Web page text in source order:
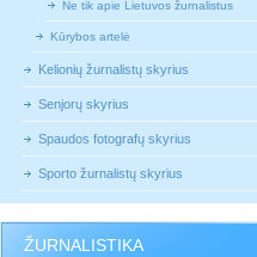
Ne tik apie Lietuvos žurnalistus
Kūrybos artelė
Kelionių žurnalistų skyrius
Senjorų skyrius
Spaudos fotografų skyrius
Sporto žurnalistų skyrius
ŽURNALISTIKA